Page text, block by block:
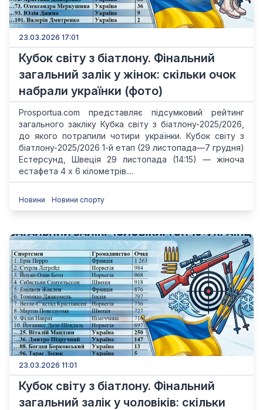
23.03.2026 17:01
Кубок світу з біатлону. Фінальний
загальний залік у жінок: скільки очок
набрали українки (фото)
Prosportua.com представляє підсумковий рейтинг
загального закліку Кубка світу з біатлону-2025/2026,
до якого потрапили чотири українки. Кубок світу з
біатлону-2025/2026 1-й етап (29 листопада—7 грудня)
Естерсунд, Швеція 29 листопада (14:15) — жіноча
естафета 4 х 6 кілометрів....
Новини Новини спорту
23.03.2026 11:01
Кубок світу з біатлону. Фінальний
загальний залік у чоловіків: скільки